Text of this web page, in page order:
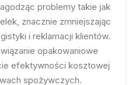
problemy takie jak
znacznie zmniejszając
i reklamacji klientów.
opakowaniowe
efektywności kosztowej
spożywczych.